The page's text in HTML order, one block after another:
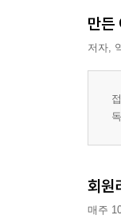
만든
저자,
회원
매주